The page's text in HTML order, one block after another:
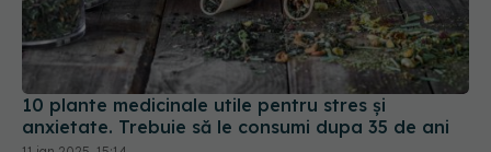
10 plante medicinale utile pentru stres și
anxietate. Trebuie să le consumi dupa 35 de ani
11 ian 2025, 15:14